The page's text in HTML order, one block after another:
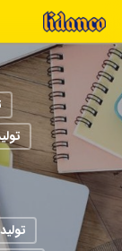
main
content
Close
Menu